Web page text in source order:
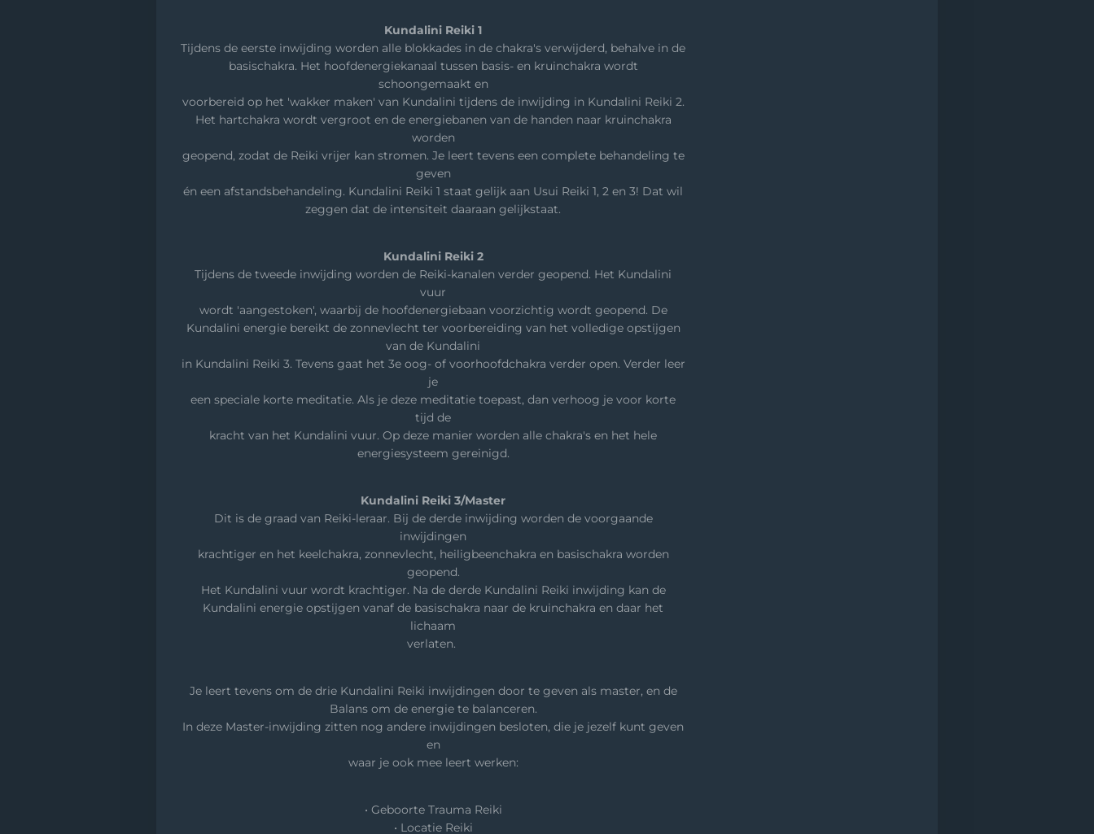
Kundalini Reiki 1
Tijdens de eerste inwijding worden alle blokkades in de chakra's verwijderd, behalve in de
basischakra. Het hoofdenergiekanaal tussen basis- en kruinchakra wordt
schoongemaakt en
voorbereid op het 'wakker maken' van Kundalini tijdens de inwijding in Kundalini Reiki 2.
Het hartchakra wordt vergroot en de energiebanen van de handen naar kruinchakra
worden
geopend, zodat de Reiki vrijer kan stromen. Je leert tevens een complete behandeling te
geven
én een afstandsbehandeling. Kundalini Reiki 1 staat gelijk aan Usui Reiki 1, 2 en 3! Dat wil
zeggen dat de intensiteit daaraan gelijkstaat.
Kundalini Reiki 2
Tijdens de tweede inwijding worden de Reiki-kanalen verder geopend. Het Kundalini
vuur
wordt 'aangestoken', waarbij de hoofdenergiebaan voorzichtig wordt geopend. De
Kundalini energie bereikt de zonnevlecht ter voorbereiding van het volledige opstijgen
van de Kundalini
in Kundalini Reiki 3. Tevens gaat het 3e oog- of voorhoofdchakra verder open. Verder leer
je
een speciale korte meditatie. Als je deze meditatie toepast, dan verhoog je voor korte
tijd de
kracht van het Kundalini vuur. Op deze manier worden alle chakra's en het hele
energiesysteem gereinigd.
Kundalini Reiki 3/Master
Dit is de graad van Reiki-leraar. Bij de derde inwijding worden de voorgaande
inwijdingen
krachtiger en het keelchakra, zonnevlecht, heiligbeenchakra en basischakra worden
geopend.
Het Kundalini vuur wordt krachtiger. Na de derde Kundalini Reiki inwijding kan de
Kundalini energie opstijgen vanaf de basischakra naar de kruinchakra en daar het
lichaam
verlaten.
Je leert tevens om de drie Kundalini Reiki inwijdingen door te geven als master, en de
Balans om de energie te balanceren.
In deze Master-inwijding zitten nog andere inwijdingen besloten, die je jezelf kunt geven
en
waar je ook mee leert werken:
• Geboorte Trauma Reiki
• Locatie Reiki